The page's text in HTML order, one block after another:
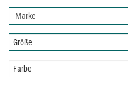
hier:
Nach
filtern:
Größe:
Größe
Farbe:
Farbe